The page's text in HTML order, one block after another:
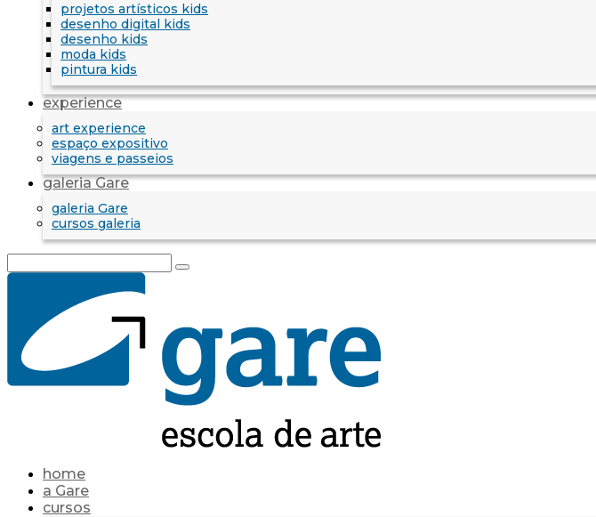
projetos artísticos kids
desenho digital kids
desenho kids
moda kids
pintura kids
experience
art experience
espaço expositivo
viagens e passeios
galeria Gare
galeria Gare
cursos galeria
home
a Gare
cursos